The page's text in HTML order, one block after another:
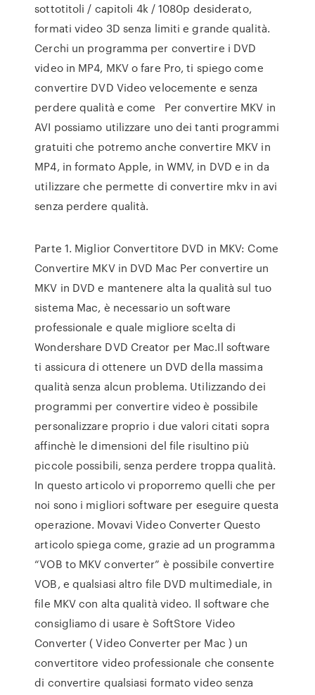
sottotitoli / capitoli 4k / 1080p desiderato,
formati video 3D senza limiti e grande qualità.
Cerchi un programma per convertire i DVD
video in MP4, MKV o fare Pro, ti spiego come
convertire DVD Video velocemente e senza
perdere qualità e come Per convertire MKV in
AVI possiamo utilizzare uno dei tanti programmi
gratuiti che potremo anche convertire MKV in
MP4, in formato Apple, in WMV, in DVD e in da
utilizzare che permette di convertire mkv in avi
senza perdere qualità.
Parte 1. Miglior Convertitore DVD in MKV: Come
Convertire MKV in DVD Mac Per convertire un
MKV in DVD e mantenere alta la qualità sul tuo
sistema Mac, è necessario un software
professionale e quale migliore scelta di
Wondershare DVD Creator per Mac.Il software
ti assicura di ottenere un DVD della massima
qualità senza alcun problema. Utilizzando dei
programmi per convertire video è possibile
personalizzare proprio i due valori citati sopra
affinchè le dimensioni del file risultino più
piccole possibili, senza perdere troppa qualità.
In questo articolo vi proporremo quelli che per
noi sono i migliori software per eseguire questa
operazione. Movavi Video Converter Questo
articolo spiega come, grazie ad un programma
“VOB to MKV converter” è possibile convertire
VOB, e qualsiasi altro file DVD multimediale, in
file MKV con alta qualità video. Il software che
consigliamo di usare è SoftStore Video
Converter ( Video Converter per Mac ) un
convertitore video professionale che consente
di convertire qualsiasi formato video senza